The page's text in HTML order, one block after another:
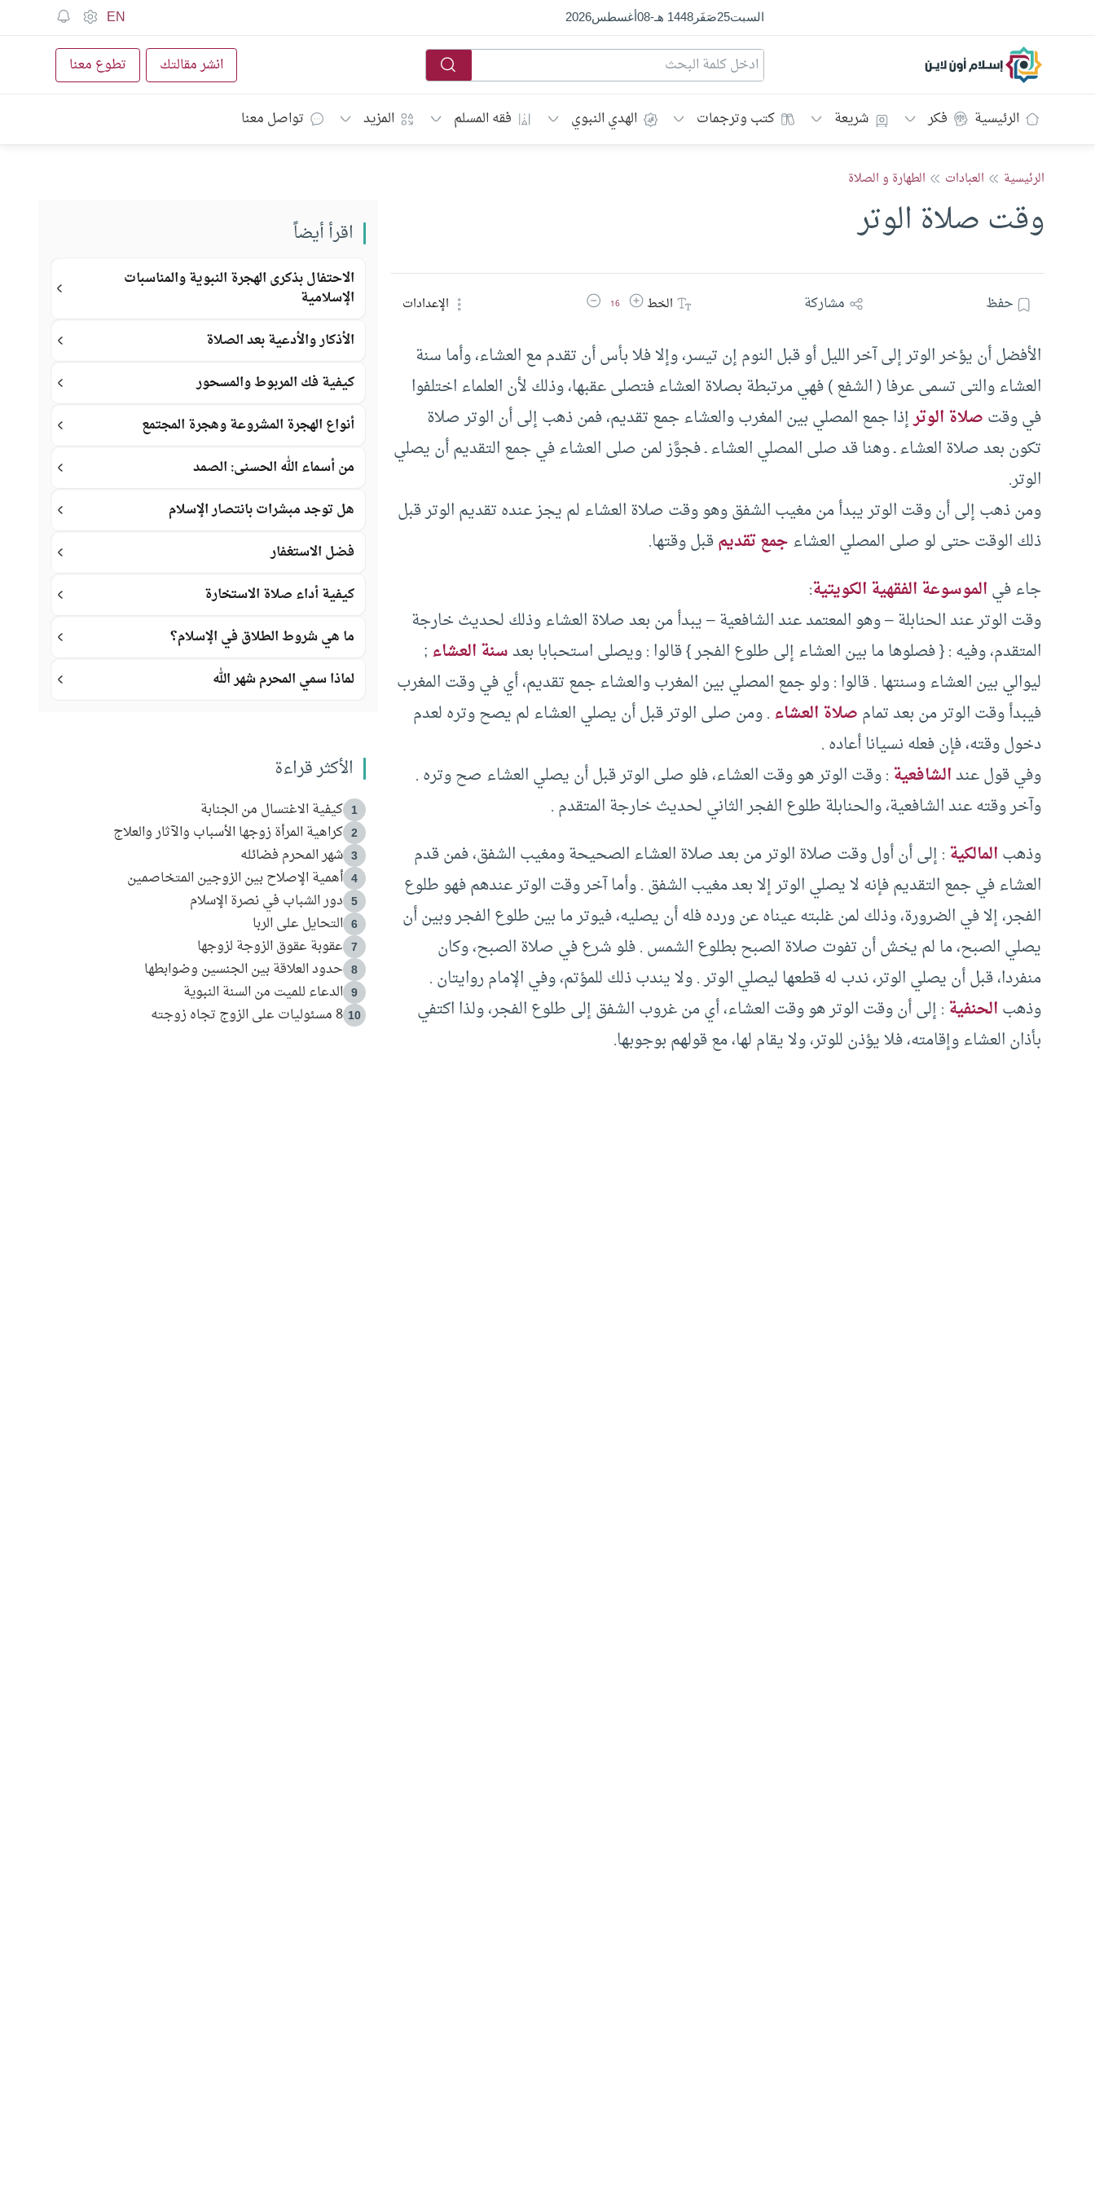
السبت25صَفَر1448 هـ -
08أغسطس2026
EN
إسلام أون لاين انشر مقالتك تطوع معنا
الرئيسية فكر شريعة كتب وترجمات الهدي النبوي فقه المسلم المزيد تواصل معنا
الرئيسية العبادات الطهارة و الصلاة
وقت صلاة الوتر
حفظ مشاركة الخطزيادة حجم الخط
16 تقليل حجم الخط الإعدادات
الأفضل أن يؤخر الوتر إلى آخر الليل أو قبل النوم إن تيسر، وإلا فلا بأس أن تقدم مع العشاء، وأما سنة
العشاء والتى تسمى عرفا ( الشفع ) فهي مرتبطة بصلاة العشاء فتصلى عقبها، وذلك لأن العلماء اختلفوا
في وقتصلاة الوترإذا جمع المصلي بين المغرب والعشاء جمع تقديم، فمن ذهب إلى أن الوتر صلاة
تكون بعد صلاة العشاء ـ وهنا قد صلى المصلي العشاء ـ فجوَّز لمن صلى العشاء في جمع التقديم أن يصلي
الوتر.
ومن ذهب إلى أن وقت الوتر يبدأ من مغيب الشفق وهو وقت صلاة العشاء لم يجز عنده تقديم الوتر قبل
ذلك الوقت حتى لو صلى المصلي العشاءجمع تقديمقبل وقتها.
جاء فيالموسوعة الفقهية الكويتية:
وقت الوتر عند الحنابلة – وهو المعتمد عند الشافعية – يبدأ من بعد صلاة العشاء وذلك لحديث خارجة
المتقدم، وفيه : { فصلوها ما بين العشاء إلى طلوع الفجر } قالوا : ويصلى استحبابا بعدسنة العشاء;
ليوالي بين العشاء وسنتها . قالوا : ولو جمع المصلي بين المغرب والعشاء جمع تقديم، أي في وقت المغرب
فيبدأ وقت الوتر من بعد تمامصلاة العشاء. ومن صلى الوتر قبل أن يصلي العشاء لم يصح وتره لعدم
دخول وقته، فإن فعله نسيانا أعاده .
وفي قول عندالشافعية: وقت الوتر هو وقت العشاء، فلو صلى الوتر قبل أن يصلي العشاء صح وتره .
وآخر وقته عند الشافعية، والحنابلة طلوع الفجر الثاني لحديث خارجة المتقدم .
وذهبالمالكية: إلى أن أول وقت صلاة الوتر من بعد صلاة العشاء الصحيحة ومغيب الشفق، فمن قدم
العشاء في جمع التقديم فإنه لا يصلي الوتر إلا بعد مغيب الشفق . وأما آخر وقت الوتر عندهم فهو طلوع
الفجر، إلا في الضرورة، وذلك لمن غلبته عيناه عن ورده فله أن يصليه، فيوتر ما بين طلوع الفجر وبين أن
يصلي الصبح، ما لم يخش أن تفوت صلاة الصبح بطلوع الشمس . فلو شرع في صلاة الصبح، وكان
منفردا، قبل أن يصلي الوتر، ندب له قطعها ليصلي الوتر . ولا يندب ذلك للمؤتم، وفي الإمام روايتان .
وذهبالحنفية: إلى أن وقت الوتر هو وقت العشاء، أي من غروب الشفق إلى طلوع الفجر، ولذا اكتفي
بأذان العشاء وإقامته، فلا يؤذن للوتر، ولا يقام لها، مع قولهم بوجوبها.
اقرأ أيضاً
الاحتفال بذكرى الهجرة النبوية والمناسبات
الإسلامية
الأذكار والأدعية بعد الصلاة
كيفية فك المربوط والمسحور
أنواع الهجرة المشروعة وهجرة المجتمع
من أسماء الله الحسنى: الصمد
هل توجد مبشرات بانتصار الإسلام
فضل الاستغفار
كيفية أداء صلاة الاستخارة
ما هي شروط الطلاق في الإسلام؟
لماذا سمي المحرم شهر الله
الأكثر قراءة
1 كيفية الاغتسال من الجنابة
2 كراهية المرأة زوجها الأسباب والآثار والعلاج
3 شهر المحرم فضائله
4 أهمية الإصلاح بين الزوجين المتخاصمين
5 دور الشباب في نصرة الإسلام
6 التحايل على الربا
7 عقوبة عقوق الزوجة لزوجها
8 حدود العلاقة بين الجنسين وضوابطها
9 الدعاء للميت من السنة النبوية
10 8 مسئوليات على الزوج تجاه زوجته